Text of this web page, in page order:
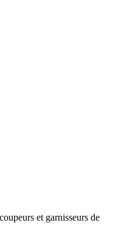
et garnisseurs de